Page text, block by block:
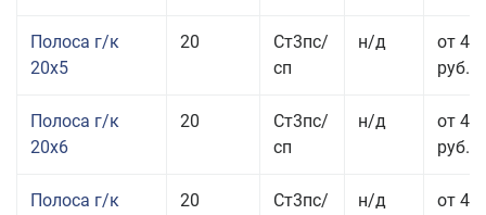
Полоса г/к
20x5
20
Ст3пс/
сп
н/д
от 43
руб.
Полоса г/к
20x6
20
Ст3пс/
сп
н/д
от 45
руб.
Полоса г/к
20
Ст3пс/
н/д
от 45